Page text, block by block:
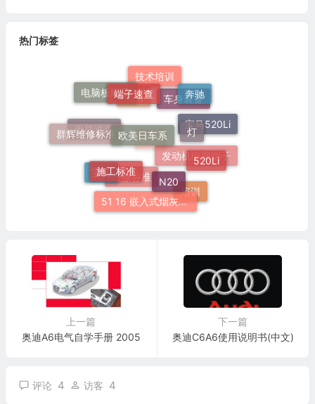
热门标签
维修标准
发动机电脑端子
培训
宝马
电路速查
奥迪
车身装备
宝马520Li
520Li
N20
施工标准
群辉维修标准
电脑板端子
技术培训
奔驰
灯
欧美日车系
端子速查
上一篇
奥迪A6电气自学手册 2005
下一篇
奥迪C6A6使用说明书(中文)
评论 4 访客 4